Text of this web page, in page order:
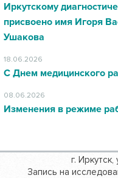
Иркутскому
присвоено имя Игоря
Ушакова
18.06.2026
С Днем медицинского
08.06.2026
Изменения в режиме
г. Иркутск,
Запись на